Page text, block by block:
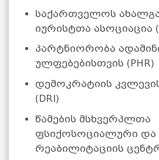
საქართველოს
იურისტთა ასოციაცია
პარტნიორობა
ულფებებისთვის (PHR)
დემოკრატიის
(DRI)
წამების მსხვერპლთა
ფსიქოსოციალური და
რეაბილიტაციის